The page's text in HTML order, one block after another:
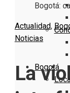
Bogotá
Bogotá:
Actualidad,
Noticias
La